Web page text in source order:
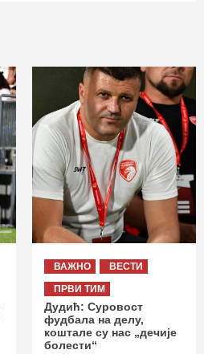
ВАЖНО
ВЕСТИ
ПРВИ ТИМ
Дудић: Суровост
фудбала на делу,
коштале су нас „дечије
болести“